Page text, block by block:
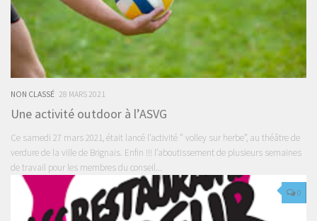
NON CLASSÉ 28 MARS 2021
Une activité outdoor à l’ASVG
Ce samedi 27 mars 2021, était lancé l’activité ” volley sur herbe”, au théâtre de
verdure de la ville de Brignais. Enfin !!! l’aboutissement de plusieurs semaines
de travail pour les membres du conseil...
0